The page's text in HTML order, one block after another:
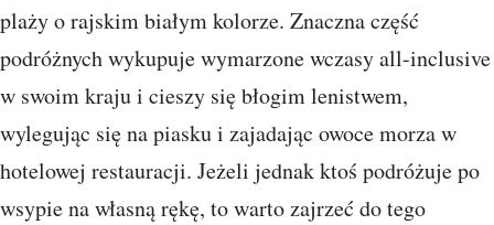
plaży o rajskim białym kolorze. Znaczna część
podróżnych wykupuje wymarzone wczasy all-inclusive
w swoim kraju i cieszy się błogim lenistwem,
wylegując się na piasku i zajadając owoce morza w
hotelowej restauracji. Jeżeli jednak ktoś podróżuje po
wsypie na własną rękę, to warto zajrzeć do tego